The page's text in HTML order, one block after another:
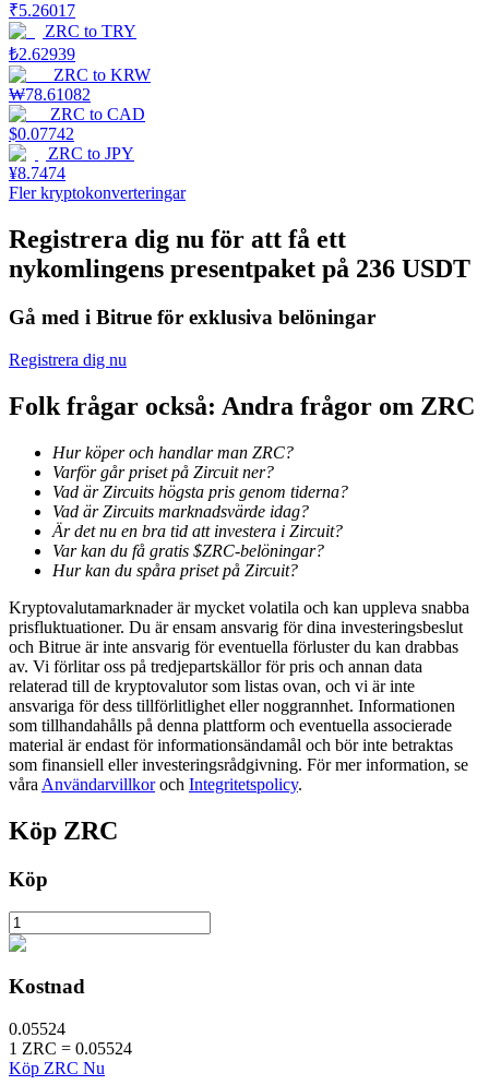
Tjäna
Power Piggy
Tjäna konkurrenskraftiga belöningar dagligen
Utsättning
Hög avkastning och omedelbar tillgång
Flexibel insats för att tjäna populära tokens
₹5.26017
ZRC to TRY
₺2.62939
ZRC to KRW
₩78.61082
ZRC to CAD
$0.07742
ZRC to JPY
¥8.7474
Fler kryptokonverteringar
Registrera dig nu för att få ett
nykomlingens presentpaket på 236 USDT
Gå med i Bitrue för exklusiva belöningar
Registrera dig nu
Folk frågar också: Andra frågor om ZRC
Hur köper och handlar man ZRC?
Varför går priset på Zircuit ner?
Vad är Zircuits högsta pris genom tiderna?
Vad är Zircuits marknadsvärde idag?
Är det nu en bra tid att investera i Zircuit?
Var kan du få gratis $ZRC-belöningar?
Hur kan du spåra priset på Zircuit?
Kryptovalutamarknader är mycket volatila och kan uppleva snabba
prisfluktuationer. Du är ensam ansvarig för dina investeringsbeslut
och Bitrue är inte ansvarig för eventuella förluster du kan drabbas
av. Vi förlitar oss på tredjepartskällor för pris och annan data
relaterad till de kryptovalutor som listas ovan, och vi är inte
ansvariga för dess tillförlitlighet eller noggrannhet. Informationen
som tillhandahålls på denna plattform och eventuella associerade
material är endast för informationsändamål och bör inte betraktas
som finansiell eller investeringsrådgivning. För mer information, se
våra Användarvillkoroch Integritetspolicy.
Köp ZRC
Köp
Kostnad
0.05524
1 ZRC = 0.05524
Köp ZRC Nu